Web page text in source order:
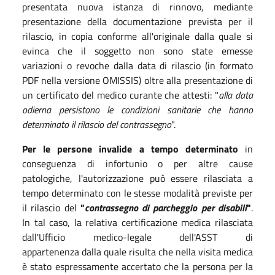
presentata nuova istanza di rinnovo, mediante
presentazione della documentazione prevista per il
rilascio, in copia conforme all'originale dalla quale si
evinca che il soggetto non sono state emesse
variazioni o revoche dalla data di rilascio (in formato
PDF nella versione OMISSIS) oltre alla presentazione di
un certificato del medico curante che attesti: "alla data
odierna persistono le condizioni sanitarie che hanno
determinato il rilascio del contrassegno".
Per le persone invalide a tempo determinato in
conseguenza di infortunio o per altre cause
patologiche, l'autorizzazione può essere rilasciata a
tempo determinato con le stesse modalità previste per
il rilascio del "contrassegno di parcheggio per disabili".
In tal caso, la relativa certificazione medica rilasciata
dall'Ufficio medico-legale dell'ASST di
appartenenzadalla quale risulta che nella visita medica
è stato espressamente accertato che la persona per la